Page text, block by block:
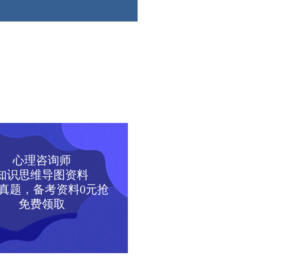
心理咨询师
识思维导图资料
题，备考资料0元抢
免费领取